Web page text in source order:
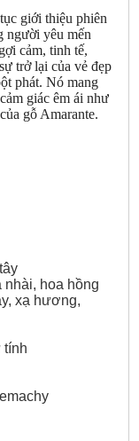
giới thiệu phiên
người yêu mến
cảm, tinh tế,
trở lại của vẻ đẹp
phát. Nó mang
giác êm ái như
gỗ Amarante.
hoa hồng
xạ hương,
tính